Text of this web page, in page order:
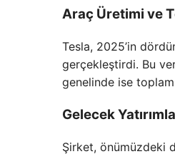
Araç Üretimi ve
Tesla, 2025’in
gerçekleştirdi. Bu
genelinde ise
Gelecek
Şirket, önümüzdeki